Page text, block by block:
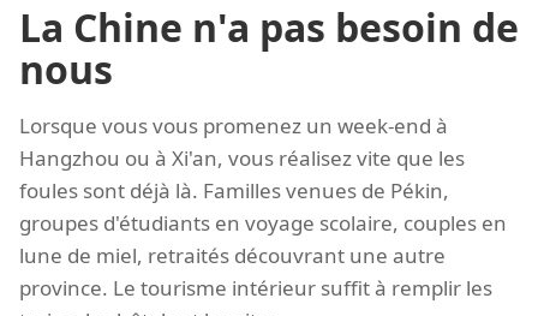
La Chine n'a pas besoin de
nous
Lorsque vous vous promenez un week-end à
Hangzhou ou à Xi'an, vous réalisez vite que les
foules sont déjà là. Familles venues de Pékin,
groupes d'étudiants en voyage scolaire, couples en
lune de miel, retraités découvrant une autre
province. Le tourisme intérieur suffit à remplir les